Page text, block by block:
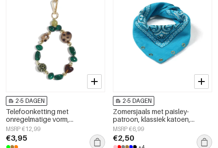
2-5 DAGEN
Telefoonketting met
onregelmatige vorm,
eenvoudige acryl, dagelijkse
accessoires
MSRP €12,99
€3,95
2-5 DAGEN
Zomersjaals met paisley-
patroon, klassiek katoen,
dagelijkse accessoires
MSRP €6,99
€2,50